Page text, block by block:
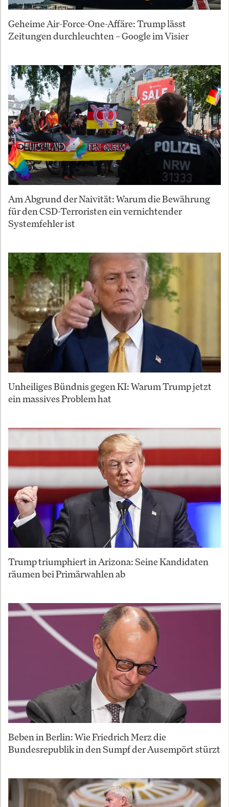
Geheime Air-Force-One-Affäre: Trump lässt
Zeitungen durchleuchten – Google im Visier
Am Abgrund der Naivität: Warum die Bewährung
für den CSD-Terroristen ein vernichtender
Systemfehler ist
Unheiliges Bündnis gegen KI: Warum Trump jetzt
ein massives Problem hat
Trump triumphiert in Arizona: Seine Kandidaten
räumen bei Primärwahlen ab
Beben in Berlin: Wie Friedrich Merz die
Bundesrepublik in den Sumpf der Ausempört stürzt